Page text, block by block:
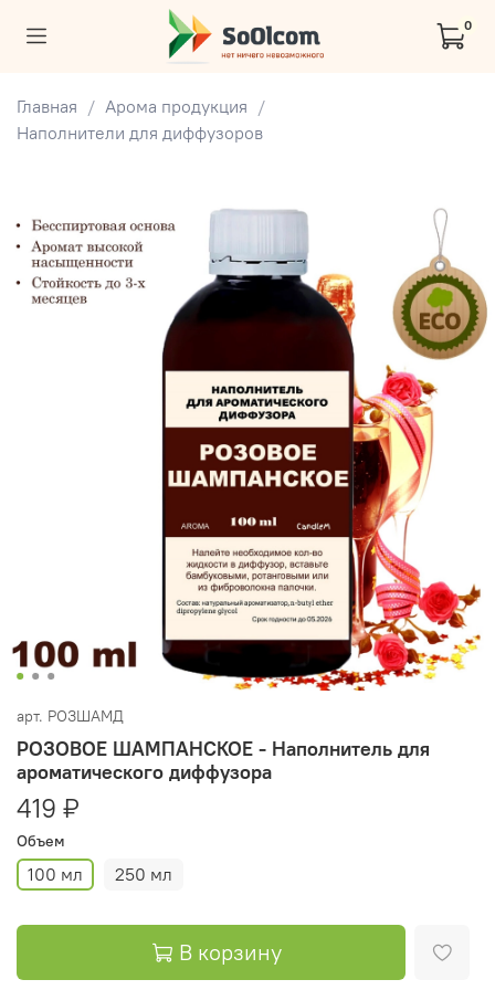
0
Главная
Арома продукция
Наполнители для диффузоров
арт. РОЗШАМД
РОЗОВОЕ ШАМПАНСКОЕ - Наполнитель для
ароматического диффузора
419 ₽
Объем
100 мл 250 мл
В корзину